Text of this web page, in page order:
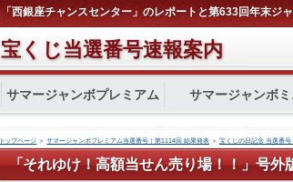
「西銀座チャンスセンター」のレポートと第633回年末ジ
宝くじ当選番号速報案内
サマージャンボプレミアム サマージャンボミ
トップページ ＞サマージャンボプレミアム当選番号｜第1114回 結果発表＞ 宝くじの日記念 当選番号
「それゆけ！高額当せん売り場！！」号外